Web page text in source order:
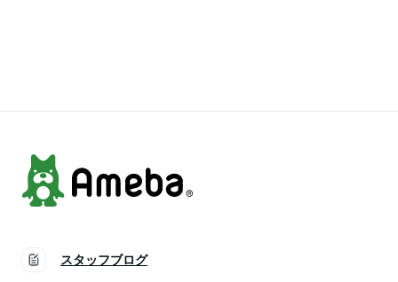
スタッフブログ